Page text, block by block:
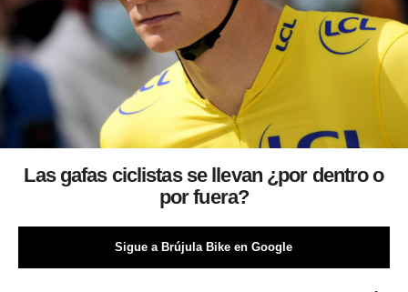
Las gafas ciclistas se llevan ¿por dentro o
por fuera?
Sigue a Brújula Bike en Google